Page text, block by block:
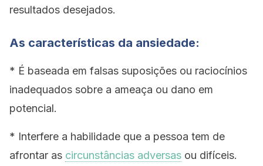
resultados desejados.
As características da ansiedade:
* É baseada em falsas suposições ou raciocínios
inadequados sobre a ameaça ou dano em
potencial.
* Interfere a habilidade que a pessoa tem de
afrontar as circunstâncias adversas ou difíceis.